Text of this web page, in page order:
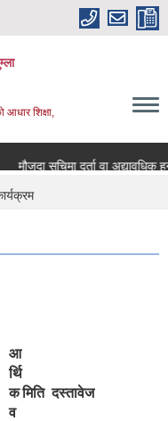
आधार शिक्षा,
मौजुदा सुचिमा दर्ता वा अद्यावधिक हुने
आ
र्थि
क
व
मिति दस्तावेज